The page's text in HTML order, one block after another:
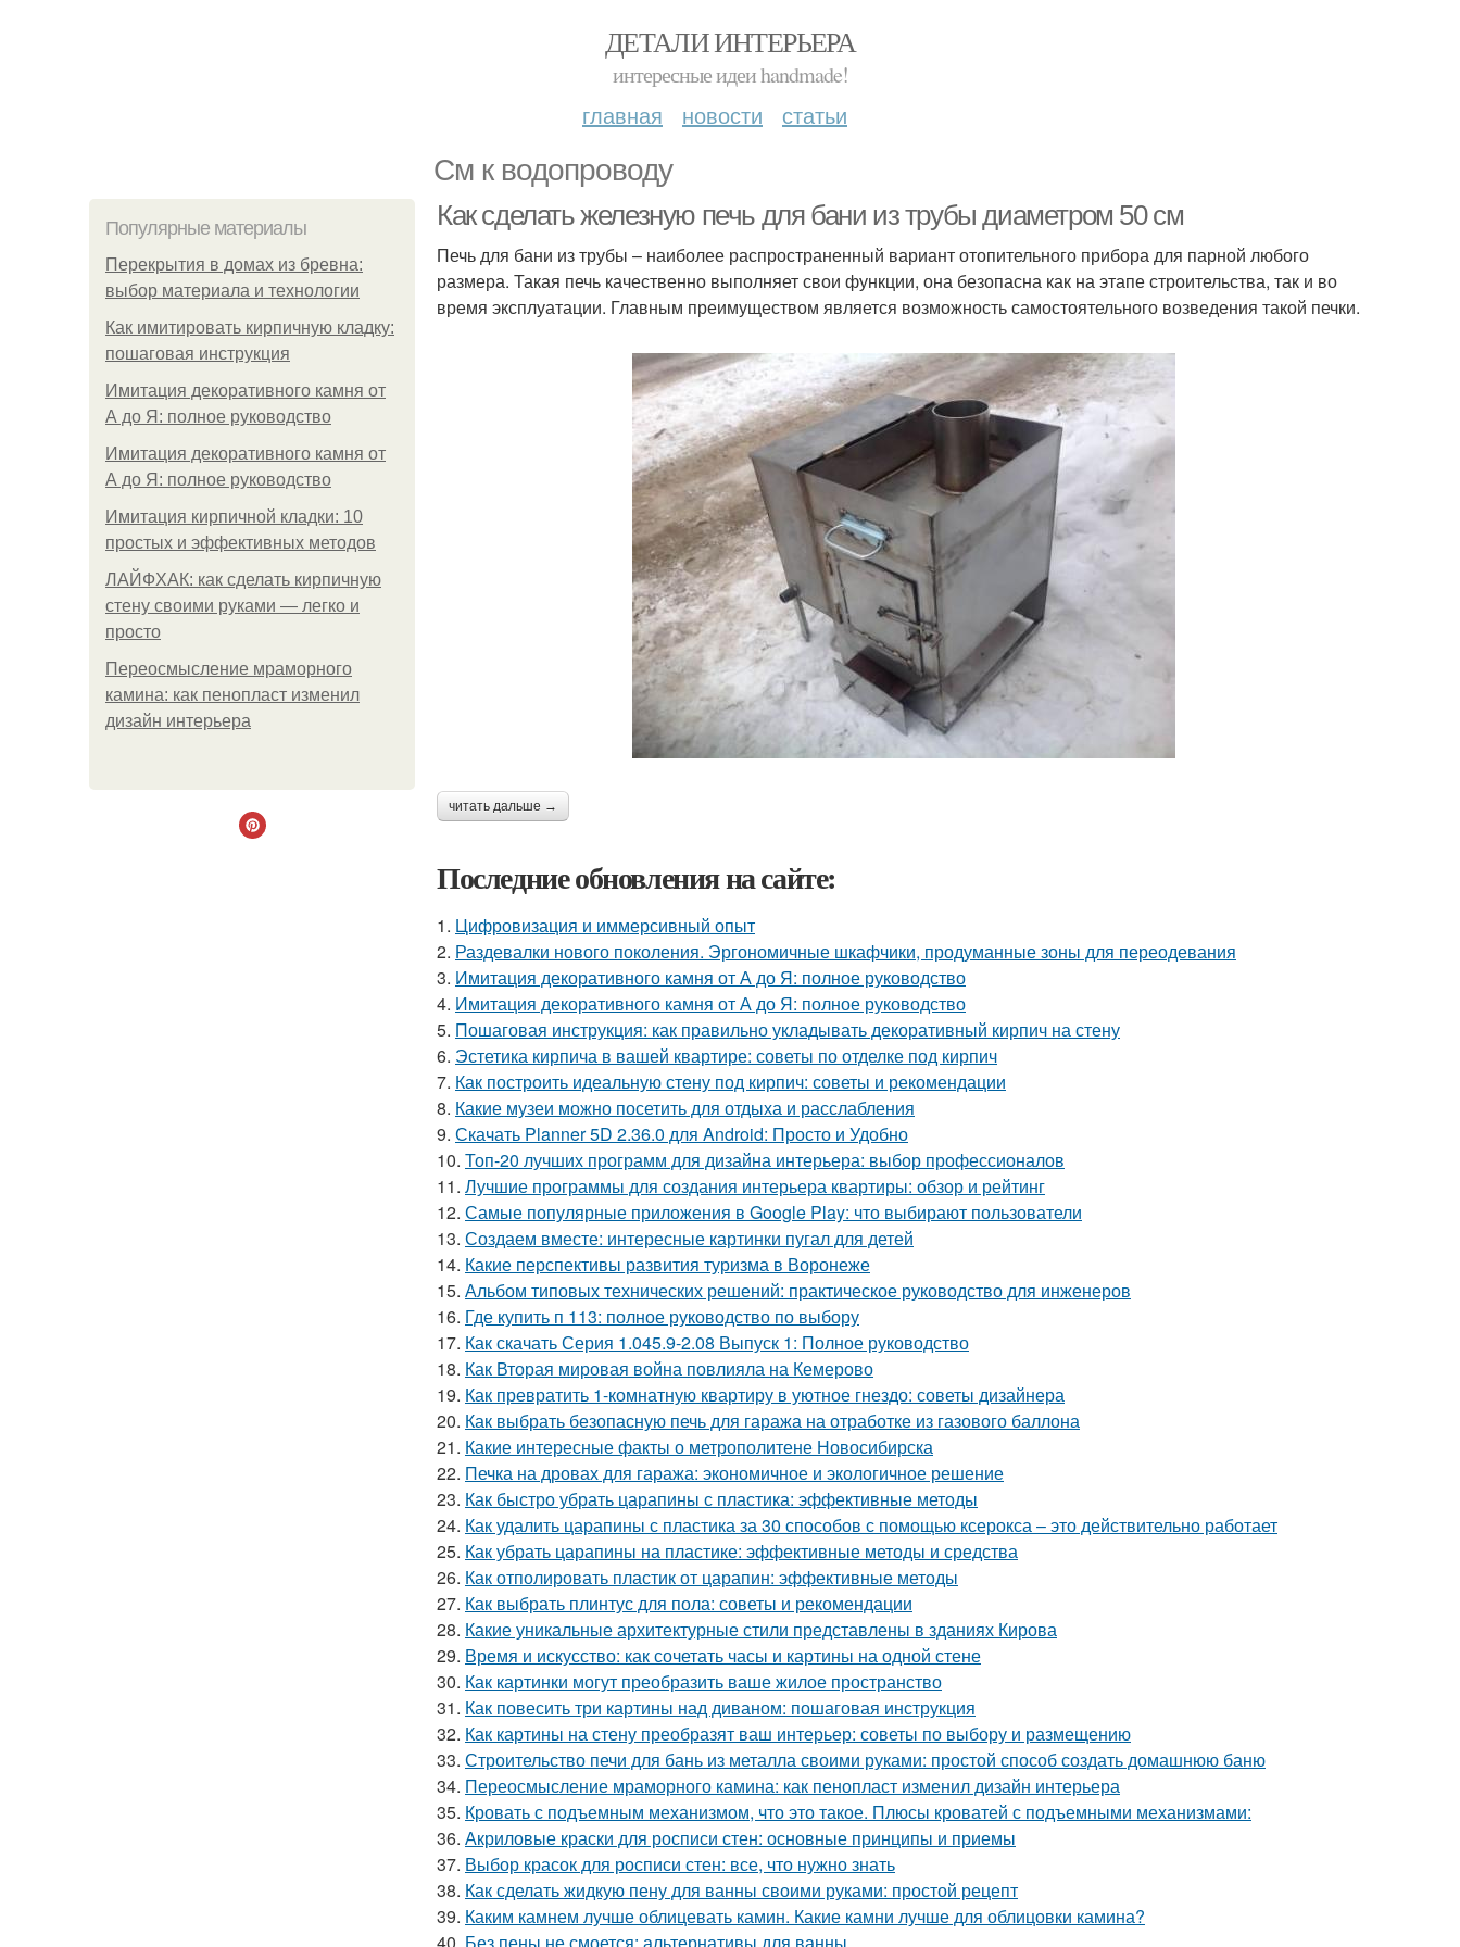
ДЕТАЛИ ИНТЕРЬЕРА
интересные идеи handmade!
главная новости статьи
См к водопроводу
Популярные материалы
Перекрытия в домах из бревна:
выбор материала и технологии
Как имитировать кирпичную кладку:
пошаговая инструкция
Имитация декоративного камня от
А до Я: полное руководство
Имитация декоративного камня от
А до Я: полное руководство
Имитация кирпичной кладки: 10
простых и эффективных методов
ЛАЙФХАК: как сделать кирпичную
стену своими руками — легко и
просто
Переосмысление мраморного
камина: как пенопласт изменил
дизайн интерьера
Как сделать железную печь для бани из трубы диаметром 50 см
Печь для бани из трубы – наиболее распространенный вариант отопительного прибора для парной любого
размера. Такая печь качественно выполняет свои функции, она безопасна как на этапе строительства, так и во
время эксплуатации. Главным преимуществом является возможность самостоятельного возведения такой печки.
читать дальше →
Последние обновления на сайте:
1. Цифровизация и иммерсивный опыт
2. Раздевалки нового поколения. Эргономичные шкафчики, продуманные зоны для переодевания
3. Имитация декоративного камня от А до Я: полное руководство
4. Имитация декоративного камня от А до Я: полное руководство
5. Пошаговая инструкция: как правильно укладывать декоративный кирпич на стену
6. Эстетика кирпича в вашей квартире: советы по отделке под кирпич
7. Как построить идеальную стену под кирпич: советы и рекомендации
8. Какие музеи можно посетить для отдыха и расслабления
9. Скачать Planner 5D 2.36.0 для Android: Просто и Удобно
10. Топ-20 лучших программ для дизайна интерьера: выбор профессионалов
11. Лучшие программы для создания интерьера квартиры: обзор и рейтинг
12. Самые популярные приложения в Google Play: что выбирают пользователи
13. Создаем вместе: интересные картинки пугал для детей
14. Какие перспективы развития туризма в Воронеже
15. Альбом типовых технических решений: практическое руководство для инженеров
16. Где купить п 113: полное руководство по выбору
17. Как скачать Серия 1.045.9-2.08 Выпуск 1: Полное руководство
18. Как Вторая мировая война повлияла на Кемерово
19. Как превратить 1-комнатную квартиру в уютное гнездо: советы дизайнера
20. Как выбрать безопасную печь для гаража на отработке из газового баллона
21. Какие интересные факты о метрополитене Новосибирска
22. Печка на дровах для гаража: экономичное и экологичное решение
23. Как быстро убрать царапины с пластика: эффективные методы
24. Как удалить царапины с пластика за 30 способов с помощью ксерокса – это действительно работает
25. Как убрать царапины на пластике: эффективные методы и средства
26. Как отполировать пластик от царапин: эффективные методы
27. Как выбрать плинтус для пола: советы и рекомендации
28. Какие уникальные архитектурные стили представлены в зданиях Кирова
29. Время и искусство: как сочетать часы и картины на одной стене
30. Как картинки могут преобразить ваше жилое пространство
31. Как повесить три картины над диваном: пошаговая инструкция
32. Как картины на стену преобразят ваш интерьер: советы по выбору и размещению
33. Строительство печи для бань из металла своими руками: простой способ создать домашнюю баню
34. Переосмысление мраморного камина: как пенопласт изменил дизайн интерьера
35. Кровать с подъемным механизмом, что это такое. Плюсы кроватей с подъемными механизмами:
36. Акриловые краски для росписи стен: основные принципы и приемы
37. Выбор красок для росписи стен: все, что нужно знать
38. Как сделать жидкую пену для ванны своими руками: простой рецепт
39. Каким камнем лучше облицевать камин. Какие камни лучше для облицовки камина?